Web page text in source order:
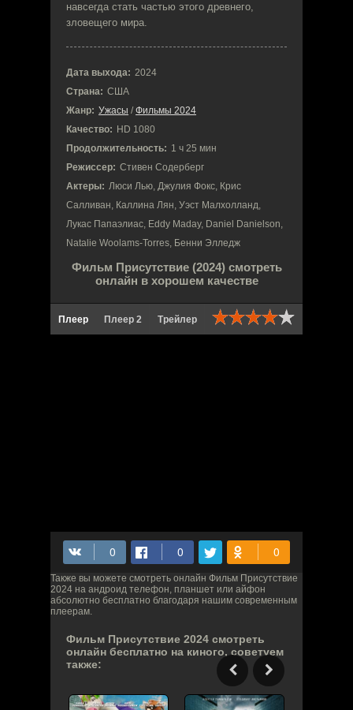
навсегда стать частью этого древнего,
зловещего мира.
Дата выхода: 2024
Страна: США
Жанр: Ужасы / Фильмы 2024
Качество: HD 1080
Продолжительность: 1 ч 25 мин
Режиссер: Стивен Содерберг
Актеры: Люси Лью, Джулия Фокс, Крис
Салливан, Каллина Лян, Уэст Малхолланд,
Лукас Папаэлиас, Eddy Maday, Daniel Danielson,
Natalie Woolams-Torres, Бенни Элледж
Фильм Присутствие (2024) смотреть
онлайн в хорошем качестве
Плеер Плеер 2 Трейлер
Также вы можете смотреть онлайн Фильм Присутствие
2024 на андроид телефон, планшет или айфон
абсолютно бесплатно благодаря нашим современным
плеерам.
Фильм Присутствие 2024 смотреть
онлайн бесплатно на киного, советуем
также: